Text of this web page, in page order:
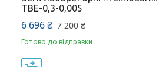
ТВЕ-0,3-0,005
6 696 ₴ 7 200 ₴
Готово до відправки